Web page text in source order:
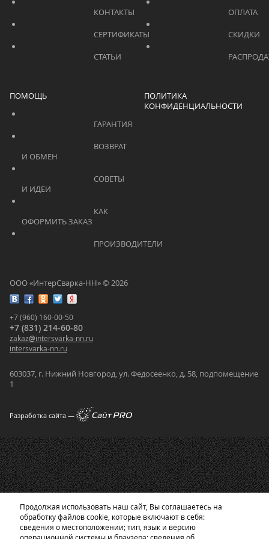
ООО «ИнтерСварка-НН» © 2026
+7 (960) 160-00-50
+7 (831) 214-60-80
zakaz@intersvarka-nn.ru
intersvarka-nn.ru
603037, г. Нижний Новгород, ул. Федосеенко, д. 58, подпомещение
1
Разработка сайта —
ПОМОЩЬ
ПОЛИТИКА
КОНФИДЕНЦИАЛЬНОСТИ
Продолжая использовать наш сайт, Вы соглашаетесь на
обработку файлов cookie, которые включают в себя:
сведения о местоположении; тип, язык и версию